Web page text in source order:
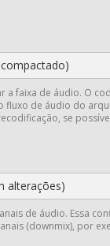
a faixa de áudio. O
fluxo de áudio do
se
alterações)
de áudio. Essa
(downmix), por